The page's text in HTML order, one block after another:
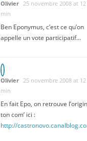
Olivier 25 novembre 2008 at
min
Ben Eponymus, c’est ce qu’on
appelle un vote participatif…
Olivier 25 novembre 2008 at
min
En fait Epo, on retrouve
ton com’ ici :
http://